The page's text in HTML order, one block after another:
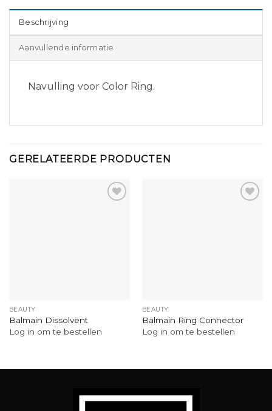
Beschrijving
Aanvullende informatie
Navulling voor Color Ring.
GERELATEERDE PRODUCTEN
BEAUTY
Balmain Dissolvent
Log in om te bestellen
BEAUTY
Balmain Ring Connector
Log in om te bestellen